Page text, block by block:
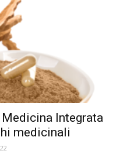
Integrata
medicinali